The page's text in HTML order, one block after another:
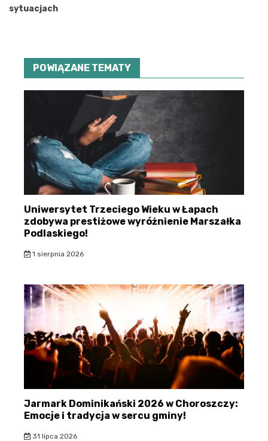
sytuacjach
POWIĄZANE TEMATY
Uniwersytet Trzeciego Wieku w Łapach
zdobywa prestiżowe wyróżnienie Marszałka
Podlaskiego!
1 sierpnia 2026
Jarmark Dominikański 2026 w Choroszczy:
Emocje i tradycja w sercu gminy!
31 lipca 2026